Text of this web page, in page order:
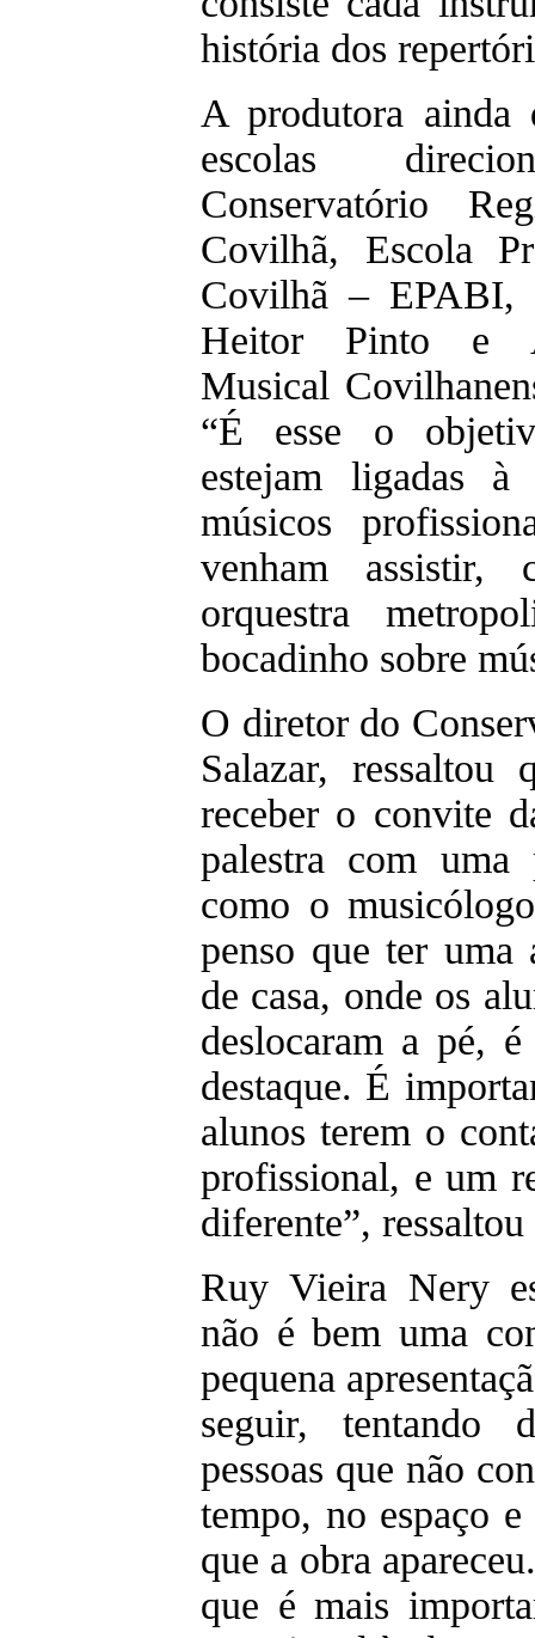
história dos
A produtora ainda
escolas
Conservatório
Covilhã, Escola
Covilhã – EPABI,
Heitor Pinto e
Musical
“É esse o
estejam ligadas à
músicos
venham assistir,
orquestra
bocadinho sobre
O diretor do
Salazar,
receber o convite
palestra com uma
como o
penso que ter uma
de casa, onde os
deslocaram a pé,
destaque. É
alunos terem o
profissional, e um
diferente”,
Ruy Vieira Nery
não é bem uma
pequena
seguir, tentando
pessoas que não
tempo, no espaço
que a obra
que é mais